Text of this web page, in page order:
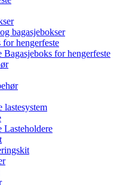
bagasjebokser
for hengerfeste
Bagasjeboks for hengerfeste
lastesystem
Lasteholdere